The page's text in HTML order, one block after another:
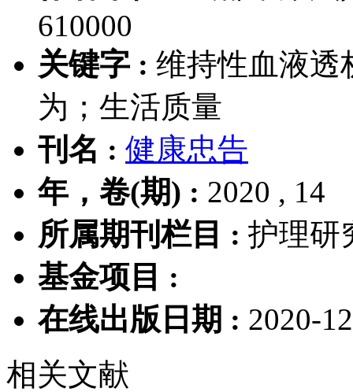
610000
关键字 : 维持性血液透
为；生活质量
刊名 : 健康忠告
年，卷(期) : 2020 , 14
所属期刊栏目 : 护理研
基金项目 :
在线出版日期 : 2020-
相关文献